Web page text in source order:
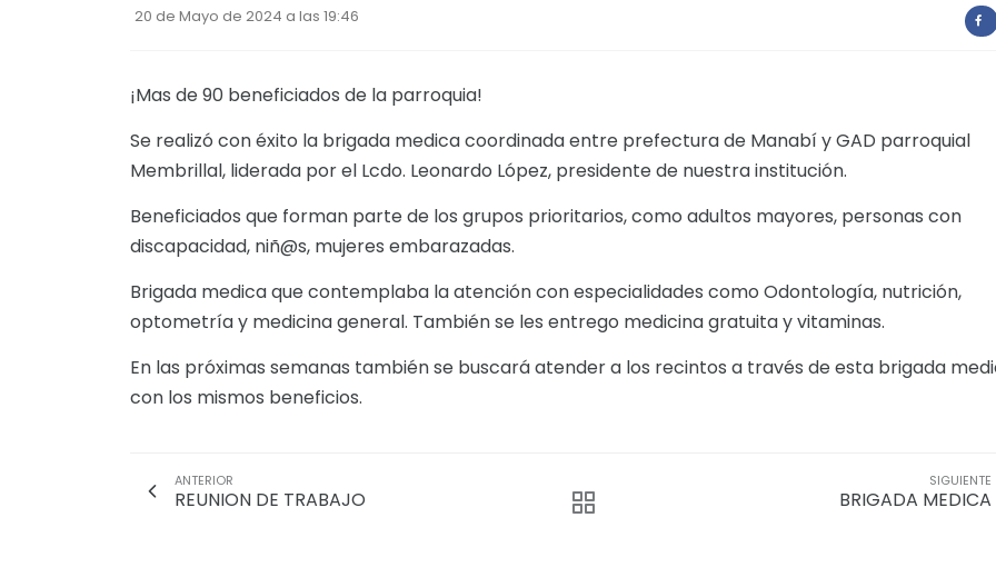
20 de Mayo de 2024 a las 19:46
¡Mas de 90 beneficiados de la parroquia!
Se realizó con éxito la brigada medica coordinada entre prefectura de Manabí y GAD parroquial
Membrillal, liderada por el Lcdo. Leonardo López, presidente de nuestra institución.
Beneficiados que forman parte de los grupos prioritarios, como adultos mayores, personas con
discapacidad, niñ@s, mujeres embarazadas.
Brigada medica que contemplaba la atención con especialidades como Odontología, nutrición,
optometría y medicina general. También se les entrego medicina gratuita y vitaminas.
En las próximas semanas también se buscará atender a los recintos a través de esta brigada
con los mismos beneficios.
ANTERIOR
REUNION DE TRABAJO
SIGUIENTE
BRIGADA MEDICA